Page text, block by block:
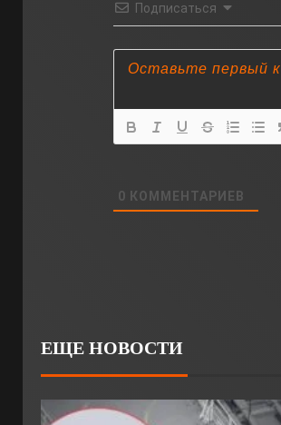
Подписаться
0 КОММЕНТАРИЕВ
ЕЩЕ НОВОСТИ